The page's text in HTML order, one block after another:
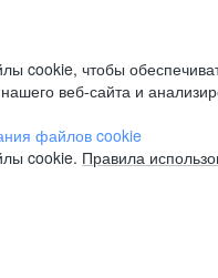
cookie, чтобы
веб-сайта и
файлов cookie
cookie. Правила